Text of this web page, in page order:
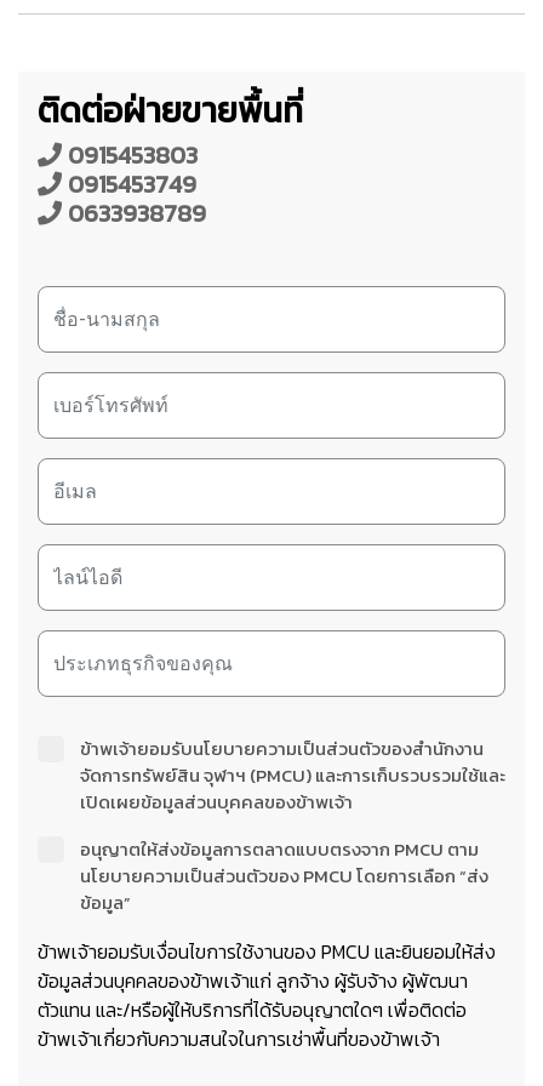
ติดต่อฝ่ายขายพื้นที่
0915453803
0915453749
0633938789
ข้าพเจ้ายอมรับนโยบายความเป็นส่วนตัวของสำนักงาน
จัดการทรัพย์สิน จุฬาฯ (PMCU) และการเก็บรวบรวมใช้และ
เปิดเผยข้อมูลส่วนบุคคลของข้าพเจ้า
อนุญาตให้ส่งข้อมูลการตลาดแบบตรงจาก PMCU ตาม
นโยบายความเป็นส่วนตัวของ PMCU โดยการเลือก “ส่ง
ข้อมูล”
ข้าพเจ้ายอมรับเงื่อนไขการใช้งานของ PMCU และยินยอมให้ส่ง
ข้อมูลส่วนบุคคลของข้าพเจ้าแก่ ลูกจ้าง ผู้รับจ้าง ผู้พัฒนา
ตัวแทน และ/หรือผู้ให้บริการที่ได้รับอนุญาตใดๆ เพื่อติดต่อ
ข้าพเจ้าเกี่ยวกับความสนใจในการเช่าพื้นที่ของข้าพเจ้า